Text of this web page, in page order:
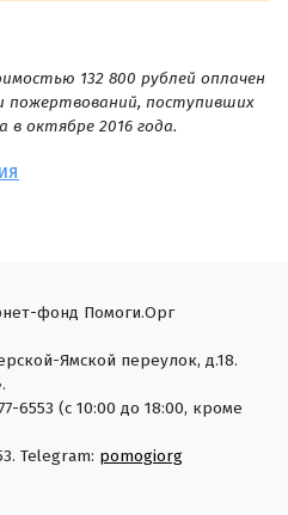
132 800 рублей оплачен
пожертвований, поступивших
октябре 2016 года.
фонд Помоги.Орг
Ямской переулок, д.18.
6553 (с 10:00 до 18:00, кроме
Telegram: pomogiorg